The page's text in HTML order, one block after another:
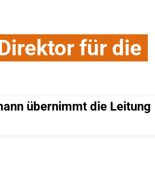
für die
übernimmt die Leitung